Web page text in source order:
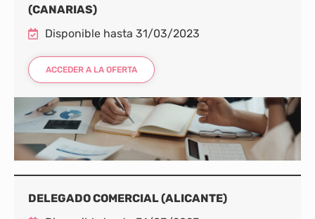
(CANARIAS)
Disponible hasta 31/03/2023
ACCEDER A LA OFERTA
DELEGADO COMERCIAL (ALICANTE)